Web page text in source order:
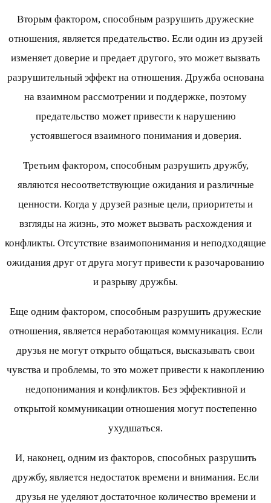
Вторым фактором, способным разрушить дружеские
отношения, является предательство. Если один из друзей
изменяет доверие и предает другого, это может вызвать
разрушительный эффект на отношения. Дружба основана
на взаимном рассмотрении и поддержке, поэтому
предательство может привести к нарушению
устоявшегося взаимного понимания и доверия.
Третьим фактором, способным разрушить дружбу,
являются несоответствующие ожидания и различные
ценности. Когда у друзей разные цели, приоритеты и
взгляды на жизнь, это может вызвать расхождения и
конфликты. Отсутствие взаимопонимания и неподходящие
ожидания друг от друга могут привести к разочарованию
и разрыву дружбы.
Еще одним фактором, способным разрушить дружеские
отношения, является неработающая коммуникация. Если
друзья не могут открыто общаться, высказывать свои
чувства и проблемы, то это может привести к накоплению
недопонимания и конфликтов. Без эффективной и
открытой коммуникации отношения могут постепенно
ухудшаться.
И, наконец, одним из факторов, способных разрушить
дружбу, является недостаток времени и внимания. Если
друзья не уделяют достаточное количество времени и